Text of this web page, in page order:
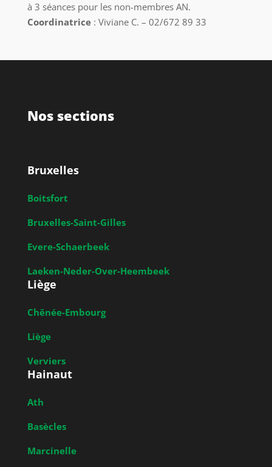
à 3 séances pour les non-membres AN.
Coordinatrice: Viviane C. – 02/672 89 33
Nos sections
Bruxelles
Boitsfort
Bruxelles-Saint-Gilles
Evere-Schaerbeek
Laeken-Neder-Over-Heembeek
Liège
Chênée-Embourg
Liège
Verviers
Hainaut
Ath
Basècles
Marcinelle